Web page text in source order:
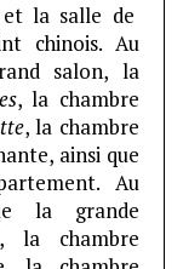
et la salle de
chinois. Au
salon, la
, la chambre
, la chambre
ainsi que
Au
la grande
la chambre